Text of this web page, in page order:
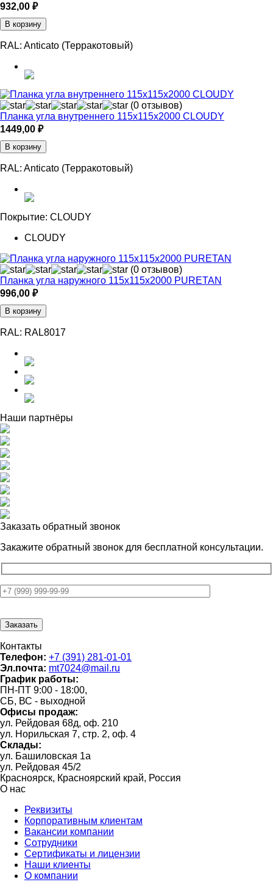
932,00 ₽
В корзину
RAL: Anticato (Терракотовый)
(0 отзывов)
Планка угла внутреннего 115х115х2000 CLOUDY
1449,00 ₽
В корзину
RAL: Anticato (Терракотовый)
Покрытие: CLOUDY
CLOUDY
(0 отзывов)
Планка угла наружного 115х115х2000 PURETAN
996,00 ₽
В корзину
RAL: RAL8017
Наши партнёры
Заказать обратный звонок
Закажите обратный звонок для бесплатной консультации.
Контакты
Телефон: +7 (391) 281-01-01
Эл.почта: mt7024@mail.ru
График работы:
ПН-ПТ 9:00 - 18:00,
СБ, ВС - выходной
Офисы продаж:
ул. Рейдовая 68д, оф. 210
ул. Норильская 7, стр. 2, оф. 4
Склады:
ул. Башиловская 1а
ул. Рейдовая 45/2
Красноярск, Красноярский край, Россия
О нас
Реквизиты
Корпоративным клиентам
Вакансии компании
Сотрудники
Сертификаты и лицензии
Наши клиенты
О компании